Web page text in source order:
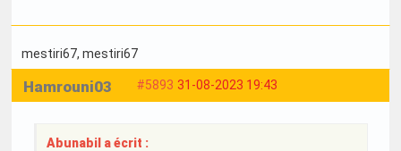
mestiri67, mestiri67
#5893 31-08-2023 19:43
Hamrouni03
Abunabil a écrit :